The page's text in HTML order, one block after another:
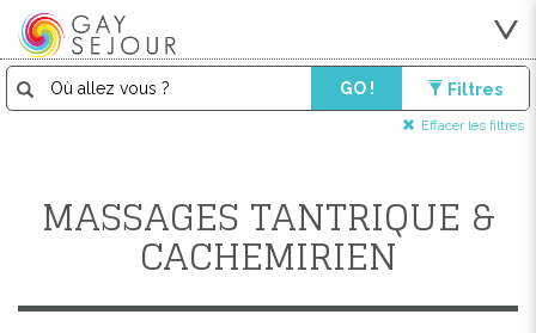
GO ! Filtres
Effacer les filtres
MASSAGES TANTRIQUE &
CACHEMIRIEN